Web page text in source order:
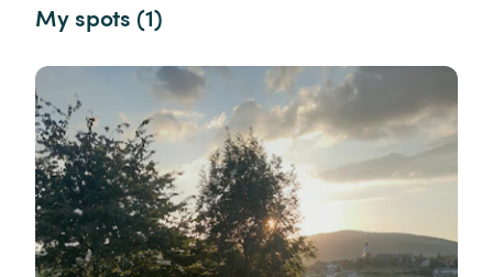
My spots (1)